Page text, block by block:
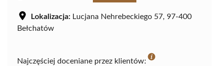
Lokalizacja: Lucjana Nehrebeckiego 57, 97-400
Bełchatów
Najczęściej doceniane przez klientów: